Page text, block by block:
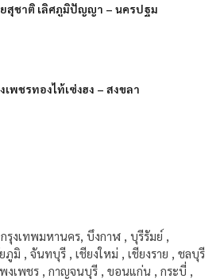
สุชาติ เลิศภูมิปัญญา – นครปฐม
ห้างเพชรทองไท้เซ่งฮง – สงขลา
รุงเทพมหานคร, บึงกาฬ , บุรีรัมย์ ,
ภูมิ , จันทบุรี , เชียงใหม่ , เชียงราย , ชลบุรี
งเพชร , กาญจนบุรี , ขอนแก่น , กระบี่ ,